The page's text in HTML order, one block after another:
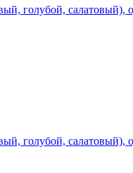
голубой, салатовый),
голубой, салатовый),